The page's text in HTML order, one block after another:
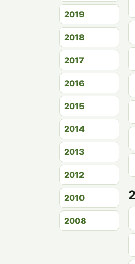
2019
2018
2017
2016
2015
2014
2013
2012
2010
2008